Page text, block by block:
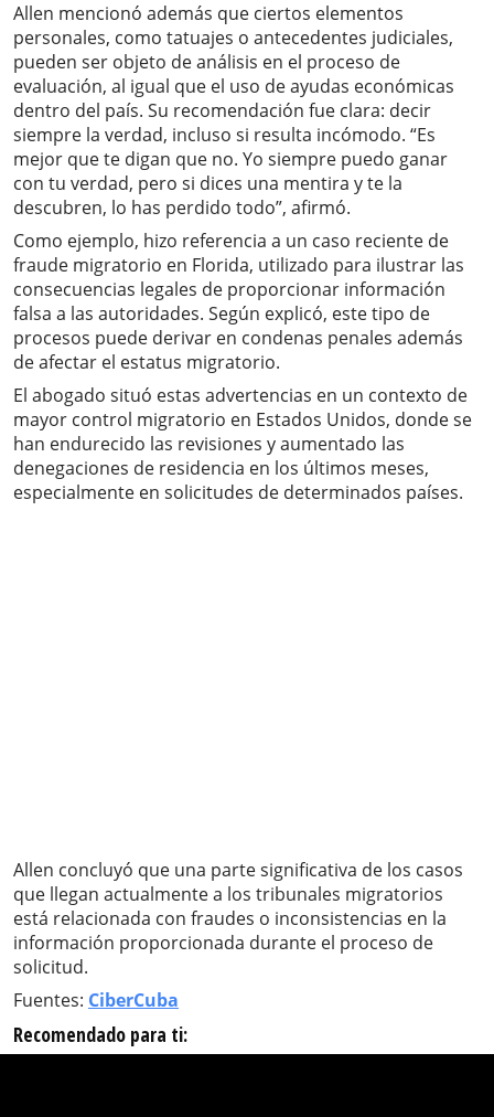
Allen mencionó además que ciertos elementos
personales, como tatuajes o antecedentes judiciales,
pueden ser objeto de análisis en el proceso de
evaluación, al igual que el uso de ayudas económicas
dentro del país. Su recomendación fue clara: decir
siempre la verdad, incluso si resulta incómodo. “Es
mejor que te digan que no. Yo siempre puedo ganar
con tu verdad, pero si dices una mentira y te la
descubren, lo has perdido todo”, afirmó.
Como ejemplo, hizo referencia a un caso reciente de
fraude migratorio en Florida, utilizado para ilustrar las
consecuencias legales de proporcionar información
falsa a las autoridades. Según explicó, este tipo de
procesos puede derivar en condenas penales además
de afectar el estatus migratorio.
El abogado situó estas advertencias en un contexto de
mayor control migratorio en Estados Unidos, donde se
han endurecido las revisiones y aumentado las
denegaciones de residencia en los últimos meses,
especialmente en solicitudes de determinados países.
Allen concluyó que una parte significativa de los casos
que llegan actualmente a los tribunales migratorios
está relacionada con fraudes o inconsistencias en la
información proporcionada durante el proceso de
solicitud.
Fuentes: CiberCuba
Recomendado para ti: